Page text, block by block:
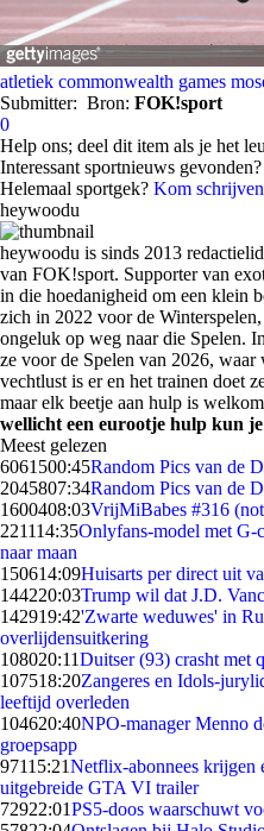
atletiek commonwealth games
Submitter: Bron: FOK!sport
0
Help ons; deel dit item als je het
Interessant sportnieuws gevonden?
Helemaal sportgek? Kom
heywoodu
heywoodu is sinds 2013
van FOK!sport. Supporter van
in die hoedanigheid om een klein
zich in 2022 voor de
ongeluk op weg naar die Spelen.
ze voor de Spelen van 2026,
vechtlust is er en het trainen doet
maar elk beetje aan hulp is
wellicht een eurootje hulp kun je
Meest gelezen
6061500:45Random Pics van de
2045807:34Random Pics van de
1600408:03VrijMiBabes #316
221114:35Onlyfans-model met
naar maan
150614:09Huisarts per direct uit
144220:03Trump wil dat J.D.
142919:42'Zwarte weduwes' in
overlijdensuitkering
108020:11Duitser (93) crasht met
107518:20Zangeres en Idols-
leeftijd overleden
104620:40NPO-manager Menno
groepsapp
97115:21Netflix-abonnees krijgen
uitgebreide GTA VI trailer
72922:01PS5-doos waarschuwt